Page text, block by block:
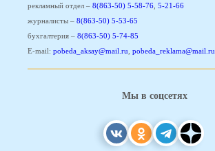
рекламный отдел – 8(863-50) 5-58-76 5-21-66
журналисты – 8(863-50) 5-53-65
бухгалтерия – 8(863-50) 5-74-85
E-mail: pobeda_aksay@mail.ru pobeda_reklama@mail.ru
Мы в соцсетях